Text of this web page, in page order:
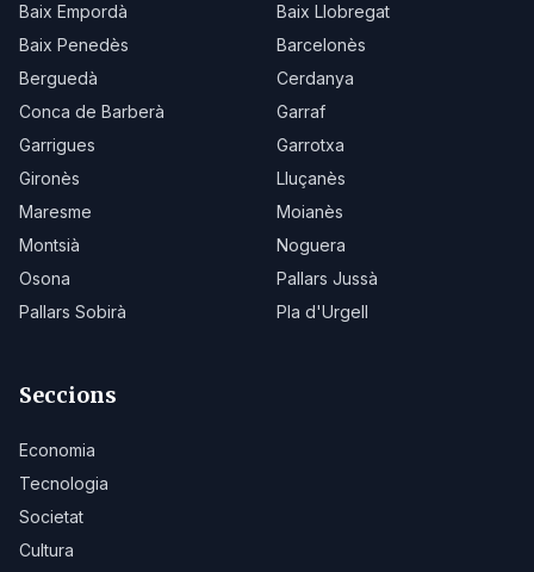
Baix Empordà
Baix Llobregat
Baix Penedès
Barcelonès
Berguedà
Cerdanya
Conca de Barberà
Garraf
Garrigues
Garrotxa
Gironès
Lluçanès
Maresme
Moianès
Montsià
Noguera
Osona
Pallars Jussà
Pallars Sobirà
Pla d'Urgell
Seccions
Economia
Tecnologia
Societat
Cultura